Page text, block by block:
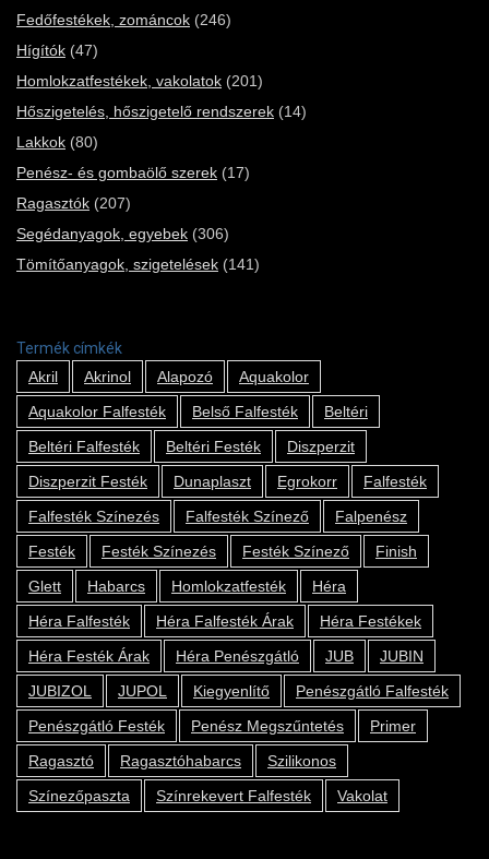
Fedőfestékek, zománcok (246)
Hígítók (47)
Homlokzatfestékek, vakolatok (201)
Hőszigetelés, hőszigetelő rendszerek (14)
Lakkok (80)
Penész- és gombaölő szerek (17)
Ragasztók (207)
Segédanyagok, egyebek (306)
Tömítőanyagok, szigetelések (141)
Termék címkék
Akril
Akrinol Alapozó
Aquakolor
Aquakolor Falfesték
Belső Falfesték
Beltéri
Beltéri Falfesték
Beltéri Festék
Diszperzit
Diszperzit Festék
Dunaplaszt Egrokorr
Falfesték
Falfesték Színezés
Falfesték Színező
Falpenész
Festék
Festék Színezés Festék Színező
Finish
Glett
Habarcs Homlokzatfesték
Héra
Héra Falfesték
Héra Falfesték Árak
Héra Festékek
Héra Festék Árak
Héra Penészgátló JUB
JUBIN
JUBIZOL
JUPOL Kiegyenlítő
Penészgátló Falfesték
Penészgátló Festék
Penész Megszűntetés
Primer
Ragasztó
Ragasztóhabarcs
Szilikonos
Színezőpaszta
Színrekevert Falfesték Vakolat